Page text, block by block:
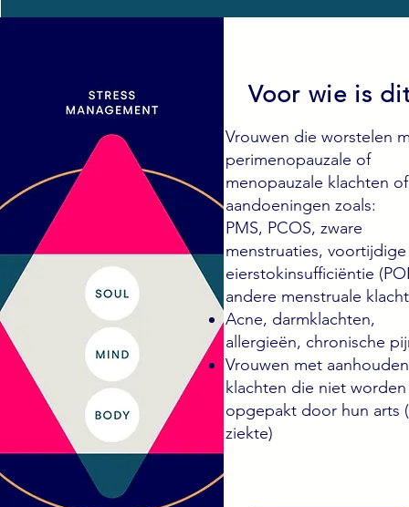
Voor wie is
Vrouwen die worstelen
perimenopauzale of
menopauzale klachten
aandoeningen zoals:
PMS, PCOS, zware
menstruaties, voortijdige
eierstokinsufficiëntie
andere menstruale
Acne, darmklachten,
allergieën, chronische
Vrouwen met
klachten die niet worden
opgepakt door hun arts
ziekte)